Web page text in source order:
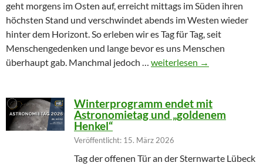
geht morgens im Osten auf, erreicht mittags im Süden ihren
höchsten Stand und verschwindet abends im Westen wieder
hinter dem Horizont. So erleben wir es Tag für Tag, seit
Menschengedenken und lange bevor es uns Menschen
überhaupt gab. Manchmal jedoch … Wenn die Sonne ihr Licht
weiterlesen →
Winterprogramm endet mit
Astronomietag und „goldenem
Henkel“
Veröffentlicht: 15. März 2026
Tag der offenen Tür an der Sternwarte Lübeck